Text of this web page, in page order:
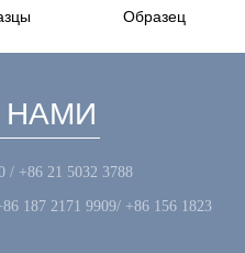
Образец
НАМИ
/ +86 21 5032 3788
187 2171 9909/ +86 156 1823